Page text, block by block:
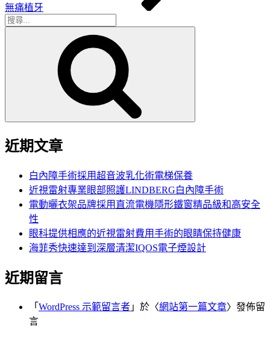
無痛植牙
搜
近期文章
白內障手術採用超音波乳化術電梯保養
近視雷射專業眼部照護LINDBERG白內障手術
電動曬衣架品牌採用直流電機隱形鐵窗精品級和高安全
性
眼科提供相應的近視雷射費用手術的眼睛保持健康
海菲秀快速達到深層清潔IQOS電子煙設計
近期留言
「 WordPress 示範留言者 」於〈網站第一篇文章〉發佈留
言